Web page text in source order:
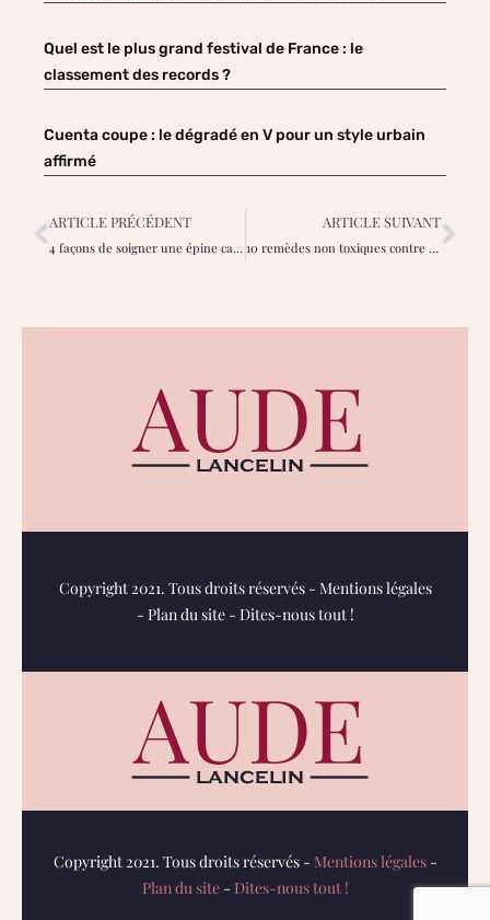
Quel est le plus grand festival de France : le
classement des records ?
Cuenta coupe : le dégradé en V pour un style urbain
affirmé
ARTICLE PRÉCÉDENT
4 façons de soigner une épine calcanéenne
ARTICLE SUIVANT
10 remèdes non toxiques contre les acariens pour votre maison
Copyright 2021. Tous droits réservés - Mentions légales
- Plan du site- Dites-nous tout !
Copyright 2021. Tous droits réservés - Mentions légales-
Plan du site- Dites-nous tout !